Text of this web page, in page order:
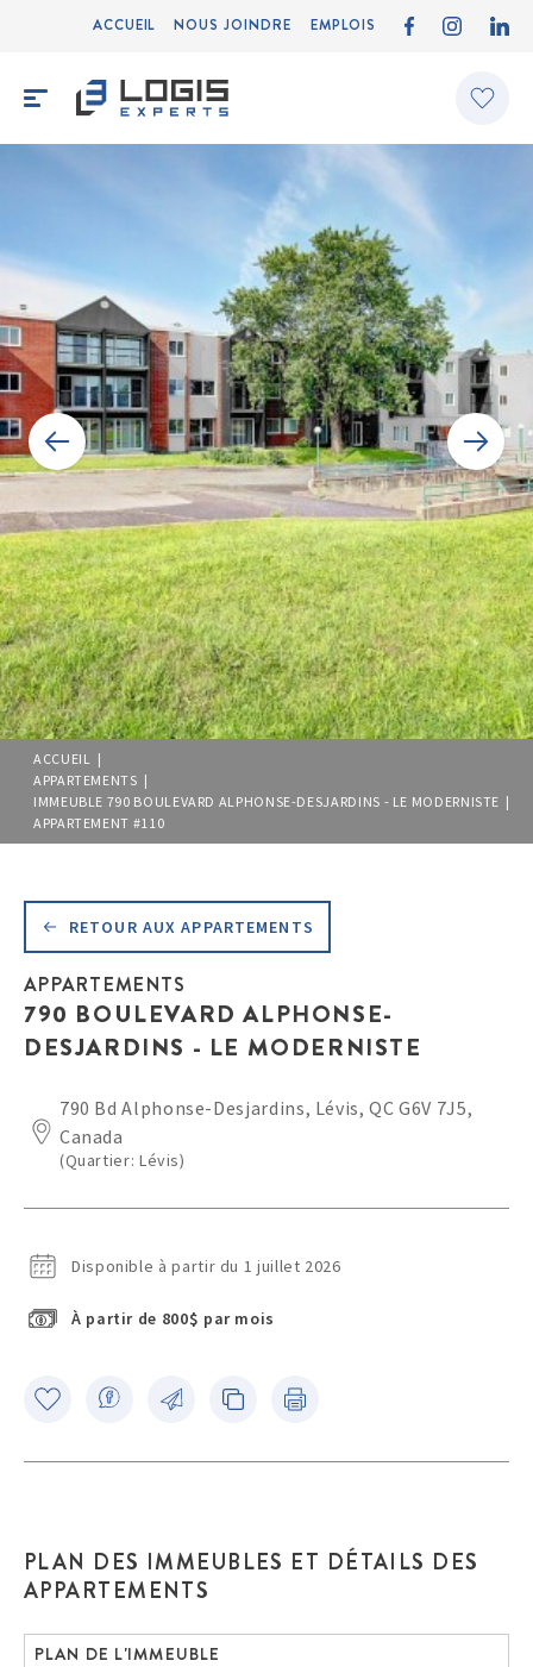
ACCUEIL NOUS JOINDRE EMPLOIS
ACCUEIL |
APPARTEMENTS |
IMMEUBLE 790 BOULEVARD ALPHONSE-DESJARDINS - LE MODERNISTE |
APPARTEMENT #110
APPARTEMENTS
790 BOULEVARD ALPHONSE-
DESJARDINS - LE MODERNISTE
RETOUR AUX APPARTEMENTS
790 Bd Alphonse-Desjardins, Lévis, QC G6V 7J5,
Canada
(Quartier: Lévis)
Disponible à partir du 1 juillet 2026
À partir de 800$ par mois
PLAN DES IMMEUBLES ET DÉTAILS DES
APPARTEMENTS
PLAN DE L'IMMEUBLE